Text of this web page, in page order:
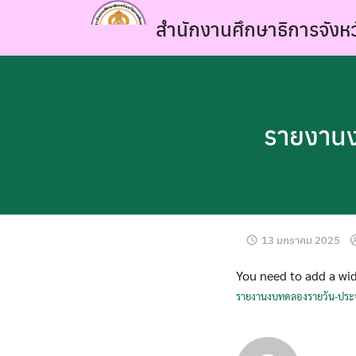
สำนักงานศึกษาธิการจัง
รายงา
13 มกราคม 2025
You need to add a
รายงานงบทดลองรายวัน-ปร